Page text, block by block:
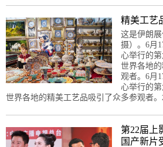
精美工艺
这是伊朗
摄）。6月
心举行的
世界各地
观者。6月
心举行的
世界各地的精美工艺品吸引了众多参观者。
第22届上
国产新片